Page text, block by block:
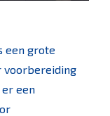
een grote
voorbereiding
een